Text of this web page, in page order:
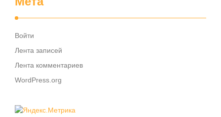
Войти
Лента записей
Лента комментариев
WordPress.org